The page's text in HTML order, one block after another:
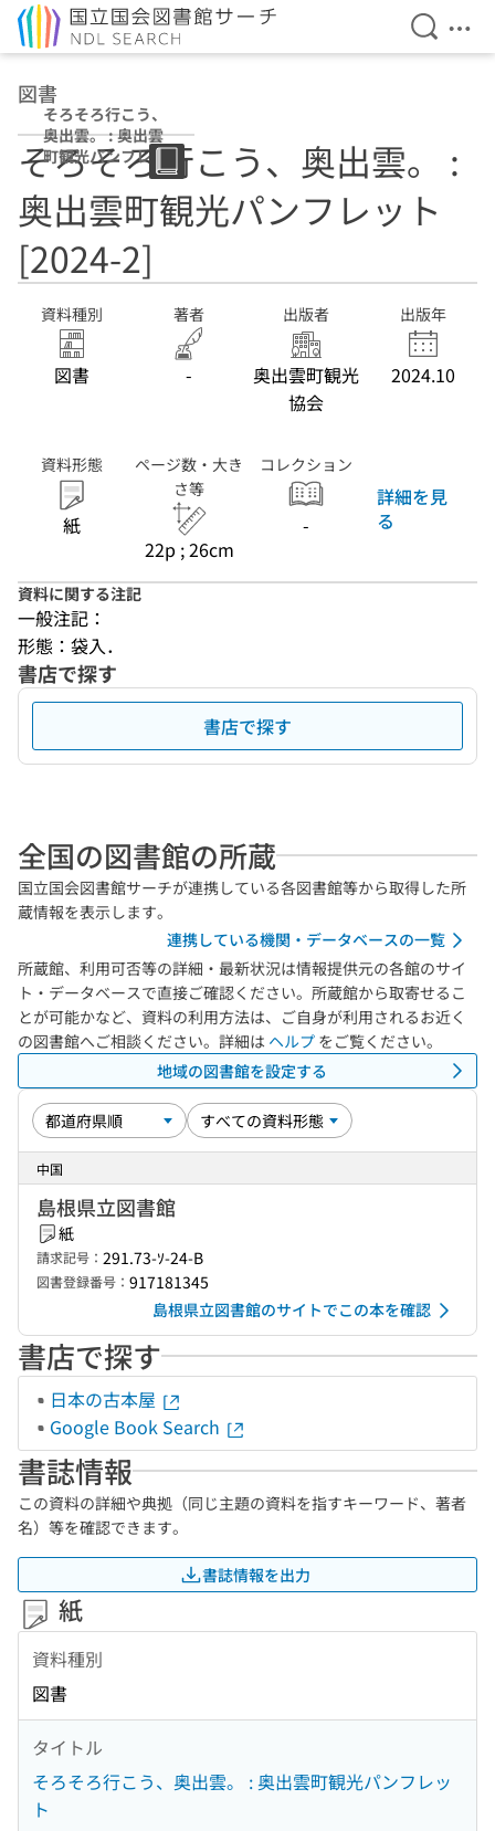
検索を
メ
図書
そろそろ行こう、
奥出雲。 : 奥出雲
町観光パンフレッ
ト [2024-2]
そろそろ行こう、奥出雲。 :
奥出雲町観光パンフレット
[2024-2]
資料種別
図書
著者
-
出版者
奥出雲町観光
協会
出版年
2024.10
資料形態
紙
ページ数・大き
さ等
22p ; 26cm
コレクション
-
詳細を見
る
資料に関する注記
一般注記：
形態：袋入．
書店で探す
書店で探す
全国の図書館の所蔵
国立国会図書館サーチが連携している各図書館等から取得した所
蔵情報を表示します。
連携している機関・データベースの一覧
所蔵館、利用可否等の詳細・最新状況は情報提供元の各館のサイ
ト・データベースで直接ご確認ください。所蔵館から取寄せるこ
とが可能かなど、資料の利用方法は、ご自身が利用されるお近く
の図書館へご相談ください。詳細は ヘルプ をご覧ください。
地域の図書館を設定する
中国
島根県立図書館
紙
請求記号： 291.73-ｿ-24-B
図書登録番号： 917181345
島根県立図書館のサイトでこの本を確認
書店で探す
日本の古本屋
Google Book Search
書誌情報
この資料の詳細や典拠（同じ主題の資料を指すキーワード、著者
名）等を確認できます。
書誌情報を出力
紙
資料種別
図書
タイトル
そろそろ行こう、奥出雲。 : 奥出雲町観光パンフレッ
ト